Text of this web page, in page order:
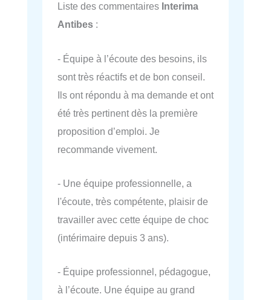
Liste des commentaires Interima
Antibes :
- Équipe à l’écoute des besoins, ils
sont très réactifs et de bon conseil.
Ils ont répondu à ma demande et ont
été très pertinent dès la première
proposition d’emploi. Je
recommande vivement.
- Une équipe professionnelle, a
l'écoute, très compétente, plaisir de
travailler avec cette équipe de choc
(intérimaire depuis 3 ans).
- Équipe professionnel, pédagogue,
à l’écoute. Une équipe au grand